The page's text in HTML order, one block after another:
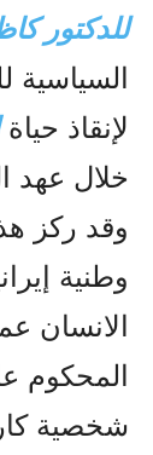
للدکتور
السياسية
لإنقاذ حياة
خلال عهد
وقد رکز
وطنية
الانسان
المحکوم
شخصية